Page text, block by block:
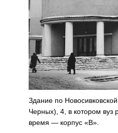
Здание по
Черных), 4, в котором вуз
время — корпус «В».